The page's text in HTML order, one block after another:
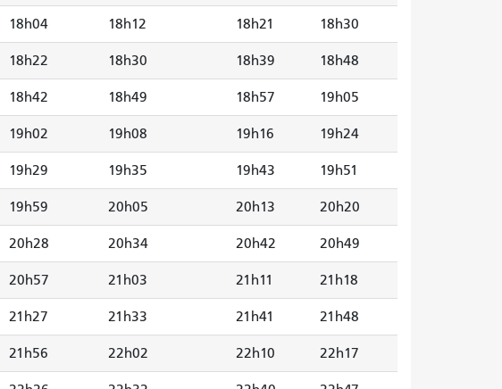
18h04 18h12 18h21 18h30
18h22 18h30 18h39 18h48
18h42 18h49 18h57 19h05
19h02 19h08 19h16 19h24
19h29 19h35 19h43 19h51
19h59 20h05 20h13 20h20
20h28 20h34 20h42 20h49
20h57 21h03 21h11 21h18
21h27 21h33 21h41 21h48
21h56 22h02 22h10 22h17